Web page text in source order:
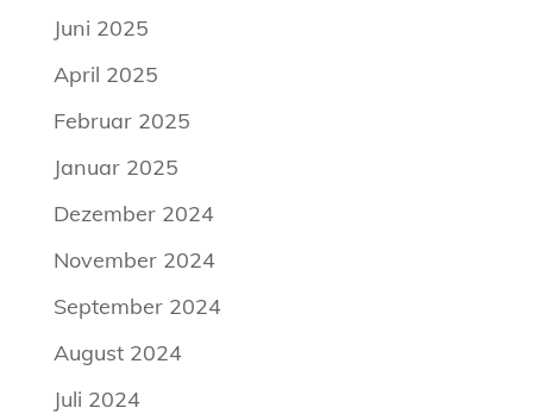
Juni 2025
April 2025
Februar 2025
Januar 2025
Dezember 2024
November 2024
September 2024
August 2024
Juli 2024